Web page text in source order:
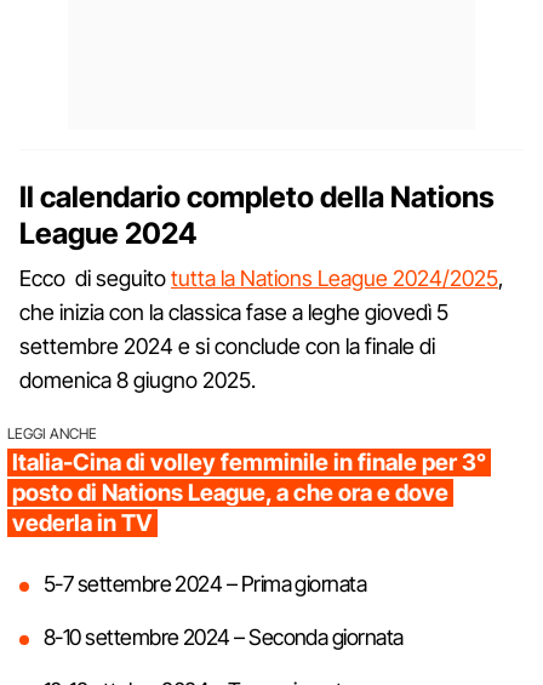
Il calendario completo della Nations
League 2024
Ecco di seguitotutta la Nations League 2024/2025,
che inizia con la classica fase a leghe giovedì 5
settembre 2024 e si conclude con la finale di
domenica 8 giugno 2025.
LEGGI ANCHE
Italia-Cina di volley femminile in finale per 3°
posto di Nations League, a che ora e dove
vederla in TV
5-7 settembre 2024 – Prima giornata
8-10 settembre 2024 – Seconda giornata